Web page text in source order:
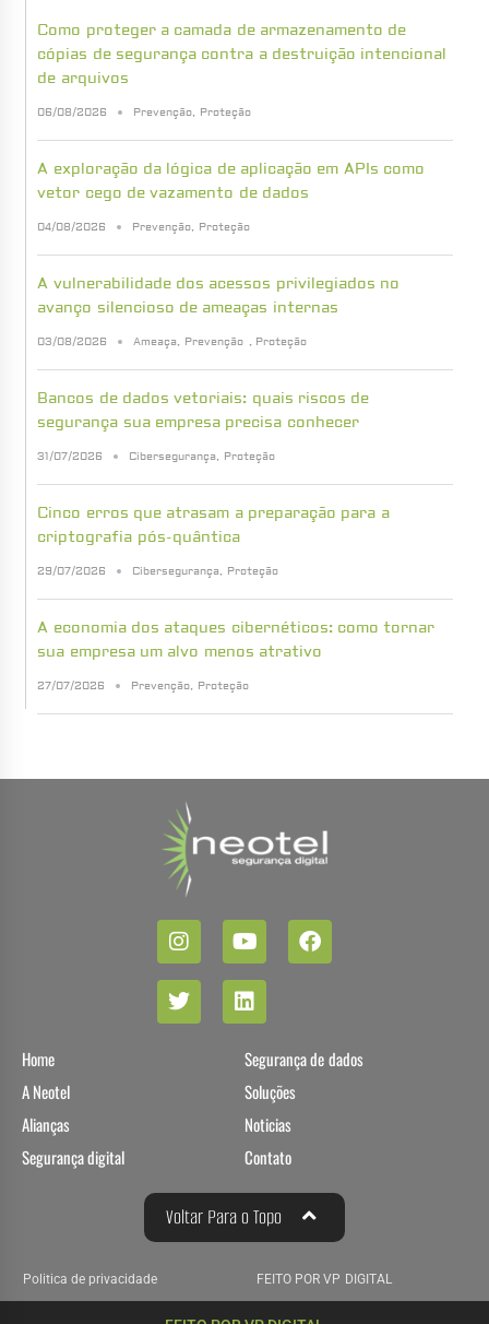
Como proteger a camada de armazenamento de
cópias de segurança contra a destruição intencional
de arquivos
06/08/2026 Prevenção, Proteção
A exploração da lógica de aplicação em APIs como
vetor cego de vazamento de dados
04/08/2026 Prevenção, Proteção
A vulnerabilidade dos acessos privilegiados no
avanço silencioso de ameaças internas
03/08/2026 Ameaça, Prevenção , Proteção
Bancos de dados vetoriais: quais riscos de
segurança sua empresa precisa conhecer
31/07/2026 Cibersegurança, Proteção
Cinco erros que atrasam a preparação para a
criptografia pós-quântica
29/07/2026 Cibersegurança, Proteção
A economia dos ataques cibernéticos: como tornar
sua empresa um alvo menos atrativo
27/07/2026 Prevenção, Proteção
Home
A Neotel
Alianças
Segurança digital
Segurança de dados
Soluções
Noticias
Contato
Voltar Para o Topo
Politica de privacidade FEITO POR VP DIGITAL